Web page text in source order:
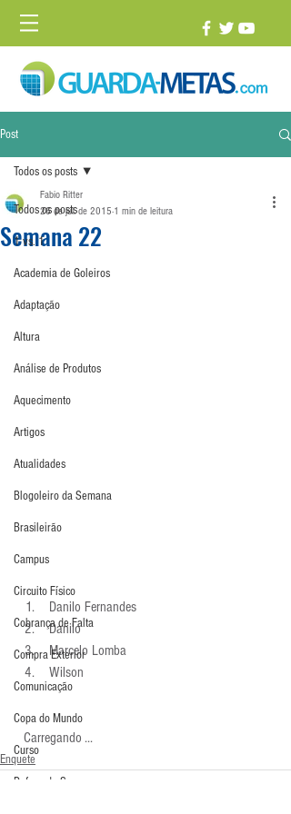
Post
Todos os posts
1 vs. 1
Academia de Goleiros
Adaptação
Altura
Análise de Produtos
Aquecimento
Artigos
Atualidades
Blogoleiro da Semana
Brasileirão
Campus
Circuito Físico
Cobrança de Falta
Compra Exterior
Comunicação
Copa do Mundo
Curso
Defesa da Semana
Todos os posts
Semana 22
Fabio Ritter
26 de jul. de 2015 1 min de leitura
Danilo Fernandes
Danilo
Marcelo Lomba
Wilson
  Carregando ...
Enquete